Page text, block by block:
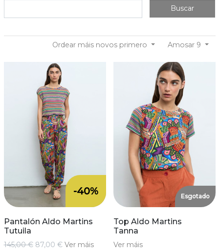
Buscar
Amosar 9
Ordear máis novos primero
-40%
Pantalón Aldo Martins
Tutuila
145,00 € 87,00 € Ver máis
Esgotado
Top Aldo Martins
Tanna
Ver máis